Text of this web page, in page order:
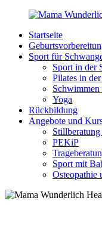
Zurück
Inhalt
MamaWunderlich.de
Mutti
sein
wunderbar!
Startseite
Sport für
Sport in der
Pilates in
Yoga
Rückbildung
Angebote und
PEKiP
Sport mit
Osteopathie